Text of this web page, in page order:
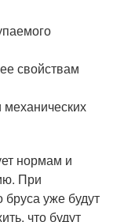
свойствам
нормам и
При
уже будут
что будут